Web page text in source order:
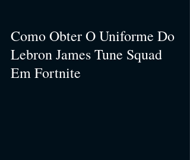
Como Obter O Uniforme Do
Lebron James Tune Squad
Em Fortnite